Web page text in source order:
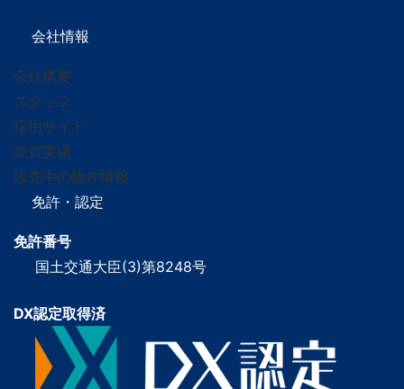
会社情報
会社概要
スタッフ
採用サイト
売買実績
販売中の物件情報
免許・認定
免許番号
国土交通大臣(3)第8248号
DX認定取得済